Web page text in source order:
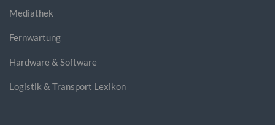
Mediathek
Fernwartung
Hardware & Software
Logistik & Transport Lexikon